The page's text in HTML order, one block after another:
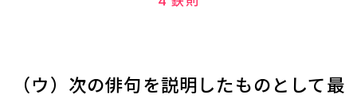
（ウ）次の俳句を説明したものとして最